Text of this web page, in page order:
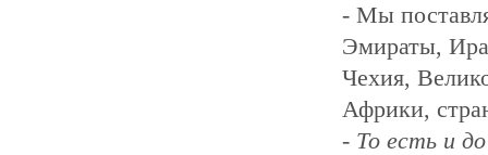
- Мы
Эмираты,
Чехия,
Африки,
- То есть и